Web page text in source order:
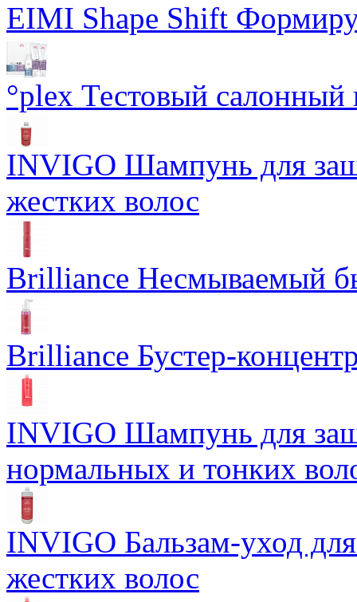
EIMI Shape Shift
°plex Тестовый салонный
INVIGO Шампунь для
жестких волос
Brilliance Несмываемый
Brilliance Бустер-
INVIGO Шампунь для
нормальных и тонких
INVIGO Бальзам-уход
жестких волос